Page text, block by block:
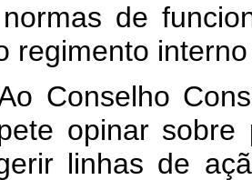
de
regimento
Conselho
opinar
linhas de